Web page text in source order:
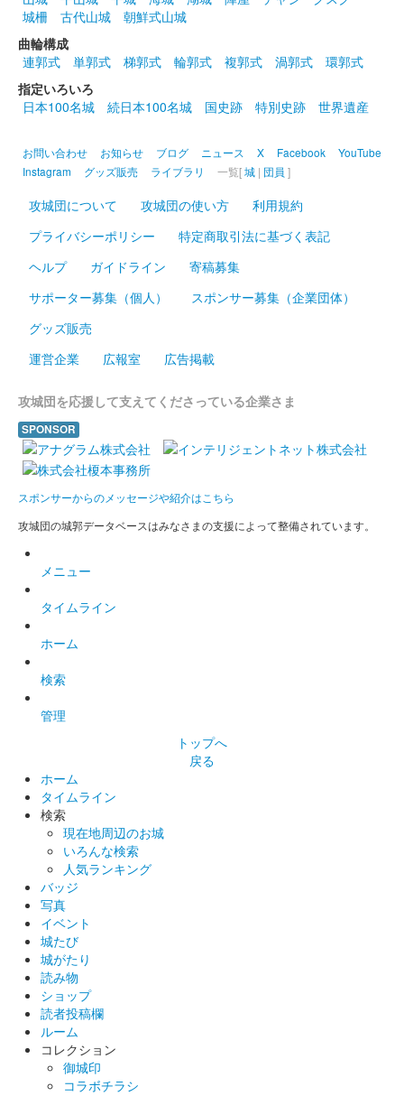
城柵
古代山城
朝鮮式山城
曲輪構成
連郭式
単郭式 梯郭式 輪郭式 複郭式 渦郭式
環郭式
指定いろいろ
日本100名城
続日本100名城 国史跡 特別史跡 世界遺産
お問い合わせ お知らせ ブログ ニュース X Facebook
YouTube
Instagram
グッズ販売 ライブラリ 一覧[城 | 団員 ]
攻城団について 攻城団の使い方
利用規約
プライバシーポリシー
特定商取引法に基づく表記
ヘルプ
ガイドライン
寄稿募集
サポーター募集（個人）
スポンサー募集（企業団体）
グッズ販売
運営企業
広報室 広告掲載
攻城団を応援して支えてくださっている企業さま
SPONSOR
スポンサーからのメッセージや紹介はこちら
攻城団の城郭データベースはみなさまの支援によって整備されています。
メニュー
タイムライン
ホーム
検索
管理
トップへ
戻る
ホーム
タイムライン
検索
現在地周辺のお城
いろんな検索
人気ランキング
バッジ
写真
イベント
城たび
城がたり
読み物
ショップ
読者投稿欄
ルーム
コレクション
御城印
コラボチラシ